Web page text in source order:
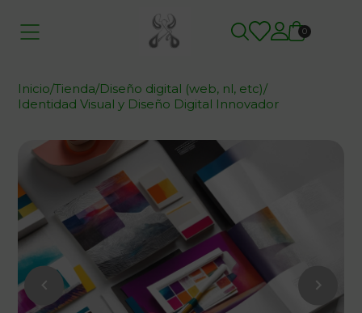
0
Inicio/Tienda/Diseño digital (web, nl, etc)/
Identidad Visual y Diseño Digital Innovador